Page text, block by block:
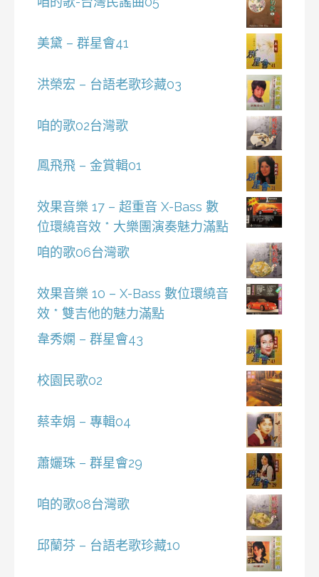
美黛 – 群星會41
洪榮宏 – 台語老歌珍藏03
咱的歌02台灣歌
鳳飛飛 – 金賞輯01
效果音樂 17 – 超重音 X-Bass 數
位環繞音效 * 大樂團演奏魅力滿點
咱的歌06台灣歌
效果音樂 10 – X-Bass 數位環繞音
效 * 雙吉他的魅力滿點
韋秀嫻 – 群星會43
校園民歌02
蔡幸娟 – 專輯04
蕭孋珠 – 群星會29
咱的歌08台灣歌
邱蘭芬 – 台語老歌珍藏10